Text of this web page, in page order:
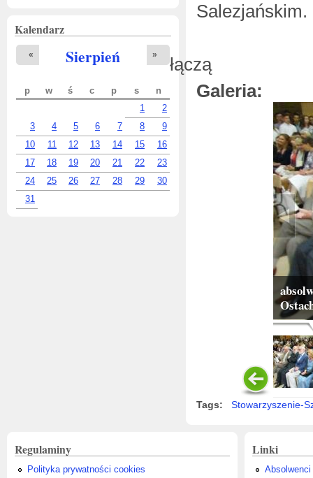
Kalendarz
Sierpień
« »
p w ś c p s
n
1
2
3
4 5 6 7 8
9
10
11 12 13 14 15
16
17
18 19 20 21 22
23
24
25 26 27 28 29
30
31
Salezjańskim.
łączą
Galeria:
Tags: Stowarzyszenie-
Regulaminy
Polityka prywatności cookies
Linki
Absolwenci